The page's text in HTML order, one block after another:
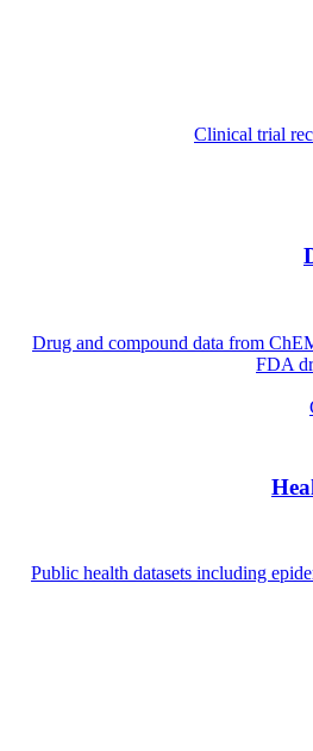
Clinical trial
Drug and compound data from
FDA
Public health datasets including